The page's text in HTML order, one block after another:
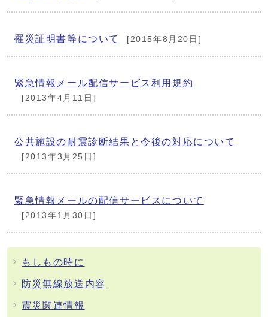
罹災証明書等について [2015年8月20日]
緊急情報メール配信サービス利用規約
[2013年4月11日]
公共施設の耐震診断結果と今後の対応について
[2013年3月25日]
緊急情報メールの配信サービスについて
[2013年1月30日]
もしもの時に
防災無線放送内容
震災関連情報